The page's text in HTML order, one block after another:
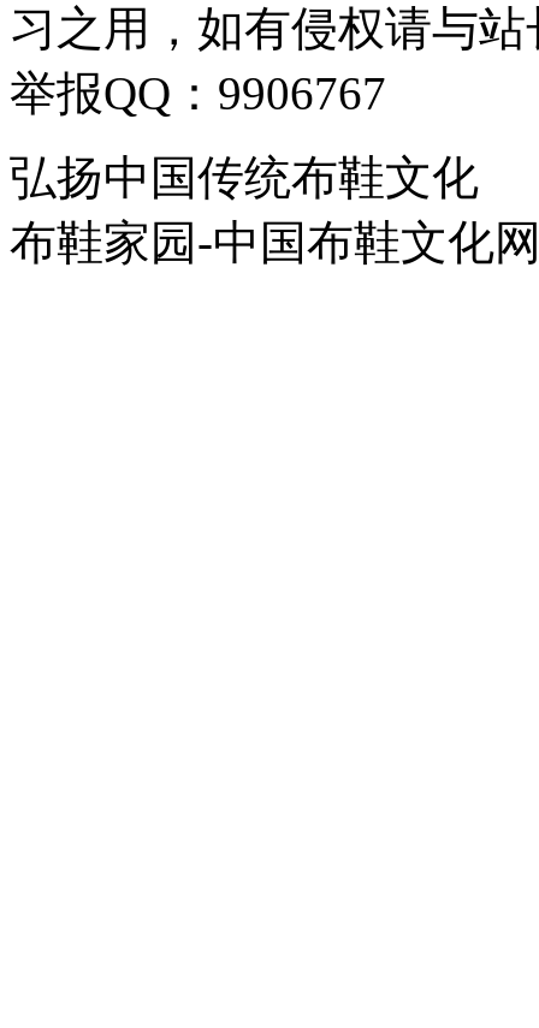
习之用，如有侵权请与
举报QQ：9906767
弘扬中国传统布鞋文化
布鞋家园-中国布鞋文化